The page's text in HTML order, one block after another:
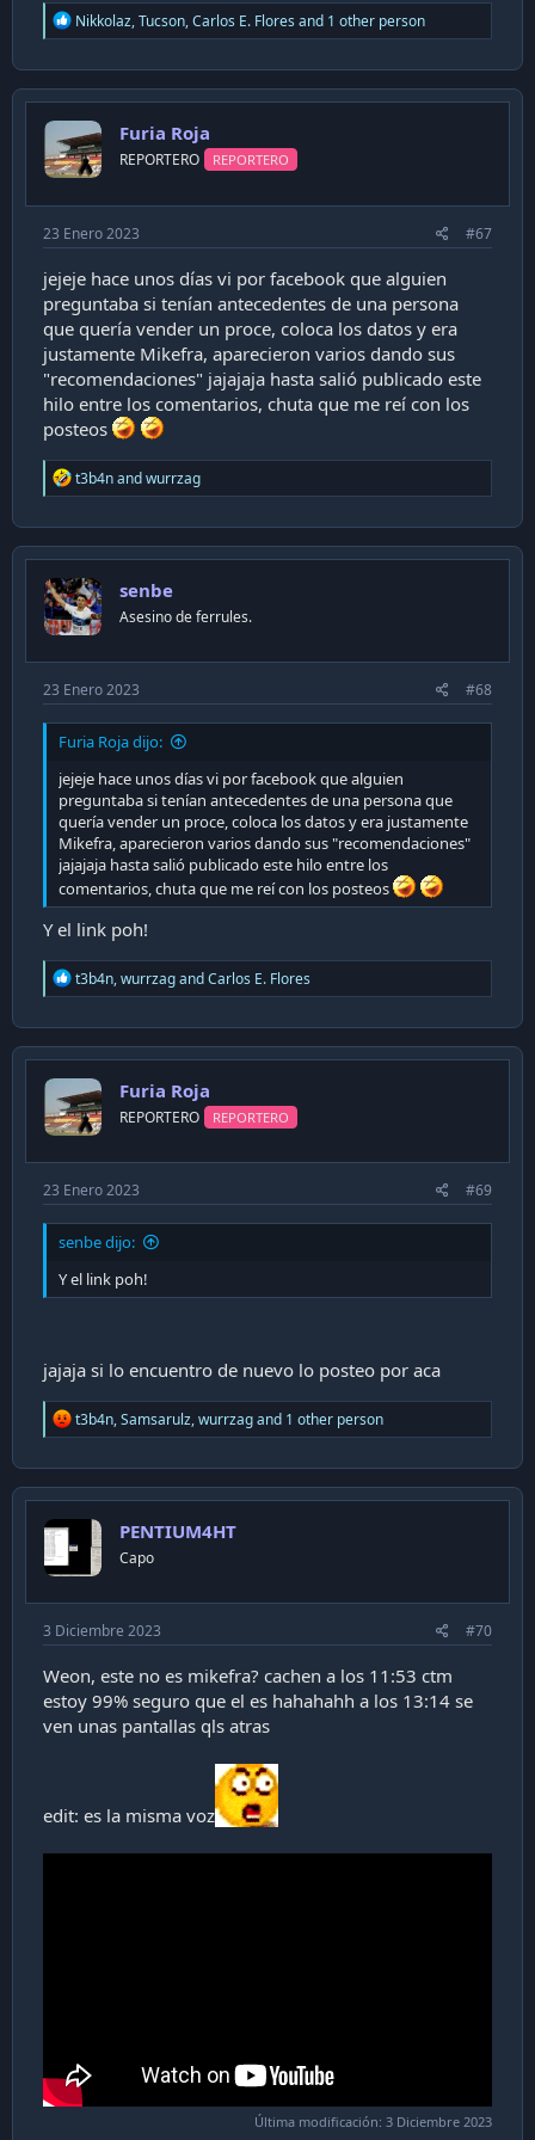
R
e
c
t
o
n
s
Nikkolaz,Tucson,Carlos E. Flores and 1 other person
Furia Roja
REPORTERO REPORTERO
23 Enero 2023 #67
jejeje hace unos días vi por facebook que alguien
preguntaba si tenían antecedentes de una persona
que quería vender un proce, coloca los datos y era
justamente Mikefra, aparecieron varios dando sus
"recomendaciones" jajajaja hasta salió publicado este
hilo entre los comentarios, chuta que me reí con los
posteos
R
e
c
t
o
n
s
t3b4nandwurrzag
senbe
Asesino de ferrules.
23 Enero 2023 #68
Furia Roja dijo:
jejeje hace unos días vi por facebook que alguien
preguntaba si tenían antecedentes de una persona que
quería vender un proce, coloca los datos y era justamente
Mikefra, aparecieron varios dando sus "recomendaciones"
jajajaja hasta salió publicado este hilo entre los
comentarios, chuta que me reí con los posteos
Y el link poh!
R
e
c
t
o
n
s
t3b4n,wurrzagandCarlos E. Flores
Furia Roja
REPORTERO REPORTERO
23 Enero 2023 #69
senbe dijo:
Y el link poh!
jajaja si lo encuentro de nuevo lo posteo por aca
R
e
c
t
n
s
t3b4n,Samsarulz,wurrzagand 1 other person
PENTIUM4HT
Capo
3 Diciembre 2023 #70
Weon, este no es mikefra? cachen a los 11:53 ctm
estoy 99% seguro que el es hahahahh a los 13:14 se
ven unas pantallas qls atras
edit: es la misma voz
Última modificación: 3 Diciembre 2023